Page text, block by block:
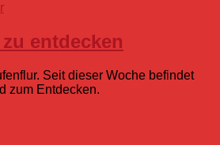
entdecken
Seit dieser Woche befindet
zum Entdecken.